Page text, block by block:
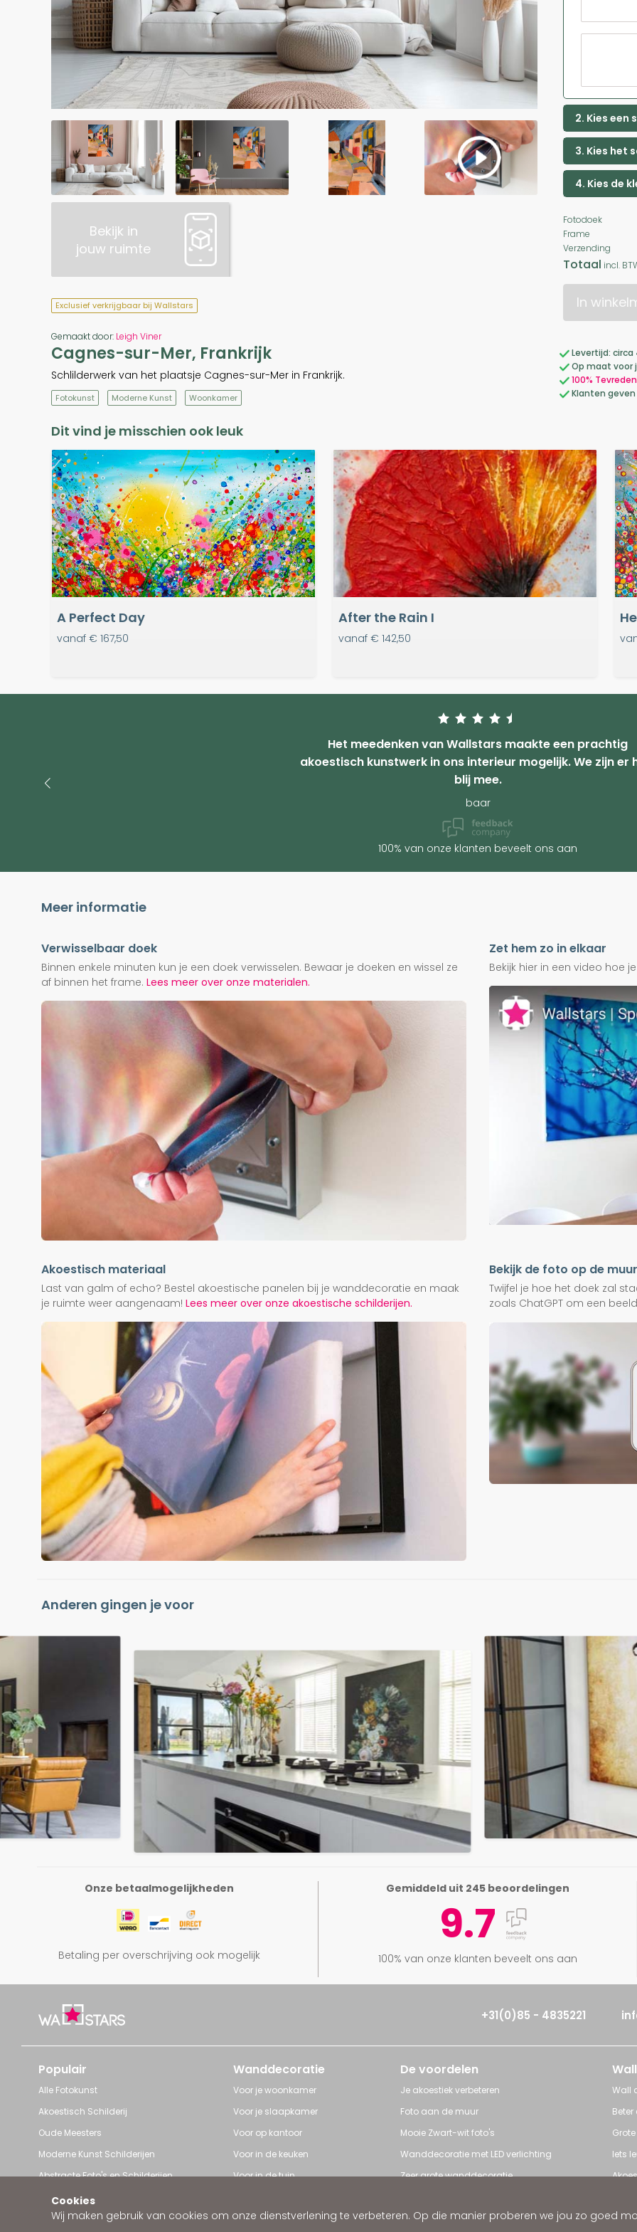
Cookies
Wij maken gebruik van cookies om onze dienstverlening te verbeteren. Op die manier proberen we jou zo goed
Bekijk in
jouw ruimte
Exclusief verkrijgbaar bij Wallstars
Gemaakt door: Leigh Viner
Cagnes-sur-Mer, Frankrijk
Schlilderwerk van het plaatsje Cagnes-sur-Mer in Frankrijk.
Fotokunst Moderne Kunst Woonkamer
2. Kies een
3. Kies het
4. Kies de
Fotodoek
Frame
Verzending
Totaal incl.
In
Levertijd:
Op maat voor
100%
Klanten
Dit vind je misschien ook leuk
A Perfect Day
vanaf € 167,50
After the Rain I
vanaf € 142,50
Het meedenken van Wallstars maakte een prachtig
akoestisch kunstwerk in ons interieur mogelijk. We zijn er
blij mee.
baar
100% van onze klanten beveelt ons aan
Meer informatie
Verwisselbaar doek
Binnen enkele minuten kun je een doek verwisselen. Bewaar je doeken en wissel ze
af binnen het frame. Lees meer over onze materialen.
Zet hem zo in elkaar
Bekijk hier in een video hoe
Akoestisch materiaal
Last van galm of echo? Bestel akoestische panelen bij je wanddecoratie en maak
je ruimte weer aangenaam! Lees meer over onze akoestische schilderijen.
Bekijk de foto op de muur
Twijfel je hoe het doek zal
zoals ChatGPT om een
Anderen gingen je voor
Onze betaalmogelijkheden
Betaling per overschrijving ook mogelijk
Gemiddeld uit 245 beoordelingen
9.7
100% van onze klanten beveelt ons aan
+31(0)85 - 4835221
Populair
Alle Fotokunst
Akoestisch Schilderij
Oude Meesters
Moderne Kunst Schilderijen
Abstracte Foto's en Schilderijen
Pop Art schilderijen
Art Frame van Wallstars
Wanddecoratie
Voor je woonkamer
Voor je slaapkamer
Voor op kantoor
Voor in de keuken
Voor in de tuin
Zakelijke wanddecoratie
De voordelen
Je akoestiek verbeteren
Foto aan de muur
Mooie Zwart-wit foto's
Wanddecoratie met LED verlichting
Zeer grote wanddecoratie
Wall
Iets